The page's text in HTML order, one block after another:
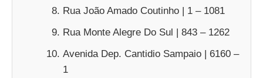
Rua João Amado Coutinho | 1 – 1081
Rua Monte Alegre Do Sul | 843 – 1262
Avenida Dep. Cantidio Sampaio | 6160 –
1